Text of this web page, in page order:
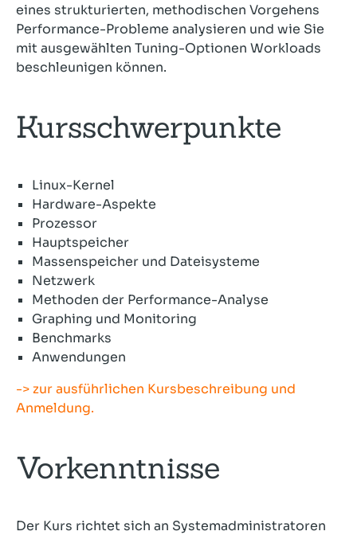
eines strukturierten, methodischen Vorgehens
Performance-Probleme analysieren und wie Sie
mit ausgewählten Tuning-Optionen Workloads
beschleunigen können.
Kursschwerpunkte
Linux-Kernel
Hardware-Aspekte
Prozessor
Hauptspeicher
Massenspeicher und Dateisysteme
Netzwerk
Methoden der Performance-Analyse
Graphing und Monitoring
Benchmarks
Anwendungen
-> zur ausführlichen Kursbeschreibung und
Anmeldung.
Vorkenntnisse
Der Kurs richtet sich an Systemadministratoren